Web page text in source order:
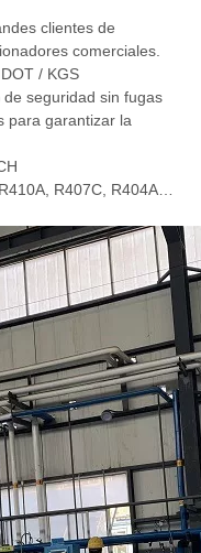
clientes de
comerciales.
/ KGS
seguridad sin fugas
para garantizar la
R407C, R404A…